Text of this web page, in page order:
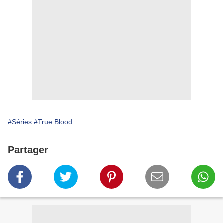
#Séries #True Blood
Partager